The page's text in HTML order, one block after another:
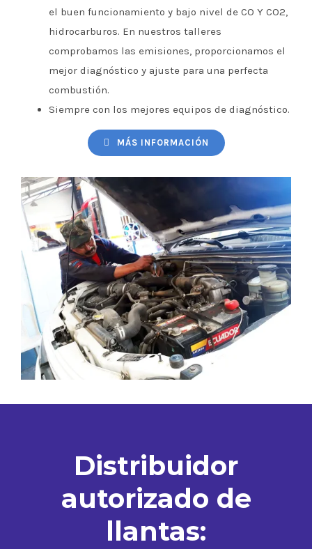
el buen funcionamiento y bajo nivel de CO Y CO2,
hidrocarburos. En nuestros talleres
comprobamos las emisiones, proporcionamos el
mejor diagnóstico y ajuste para una perfecta
combustión.
Siempre con los mejores equipos de diagnóstico.
MÁS INFORMACIÓN
Distribuidor
autorizado de
llantas: